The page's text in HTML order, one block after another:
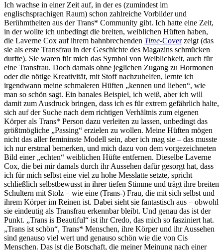
Ich wachse in einer Zeit auf, in der es (zumindest im
englischsprachigen Raum) schon zahlreiche Vorbilder und
Berühmtheiten aus der Trans* Community gibt. Ich hatte eine Zeit,
in der wollte ich unbedingt die breiten, weiblichen Hüften haben,
die Laverne Cox auf ihrem bahnbrechenden Time-Coverzeigt (das
sie als erste Transfrau in der Geschichte des Magazins schmücken
durfte). Sie waren für mich das Symbol von Weiblichkeit, auch für
eine Transfrau. Doch damals ohne jeglichen Zugang zu Hormonen
oder die nötige Kreativität, mit Stoff nachzuhelfen, lernte ich
irgendwann meine schmaleren Hüften „kennen und lieben“, wie
man so schön sagt. Ein banales Beispiel, ich weiß, aber ich will
damit zum Ausdruck bringen, dass ich es für extrem gefährlich halte,
sich auf der Suche nach dem richtigen Verhältnis zum eigenen
Körper als Trans* Person dazu verleiten zu lassen, unbedingt das
größtmögliche „Passing“ erzielen zu wollen. Meine Hüften mögen
nicht das aller femininste Modell sein, aber ich mag sie – das musste
ich nur erstmal bemerken, und mich dazu von dem vorgezeichneten
Bild einer „echten“ weiblichen Hüfte entfernen. Dieselbe Laverne
Cox, die bei mir damals durch ihr Aussehen dafür gesorgt hat, dass
ich für mich selbst eine viel zu hohe Messlatte setzte, spricht
schließlich selbstbewusst in ihrer tiefen Stimme und trägt ihre breiten
Schultern mit Stolz – wie eine (Trans-) Frau, die mit sich selbst und
ihrem Körper im Reinen ist. Dabei sieht sie fantastisch aus – obwohl
sie eindeutig als Transfrau erkennbar bleibt. Und genau das ist der
Punkt. „Trans is Beautiful“ ist ihr Credo, das mich so fasziniert hat.
„Trans ist schön“, Trans* Menschen, ihre Körper und ihr Aussehen
sind genauso viel wert und genauso schön wie die von Cis
Menschen. Das ist die Botschaft, die meiner Meinung nach einer